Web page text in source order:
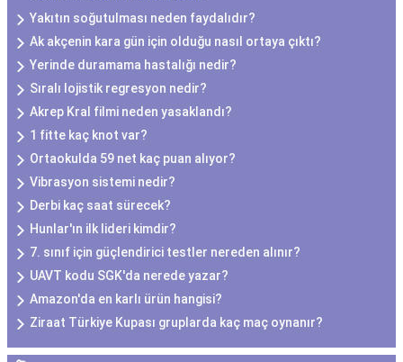
Yakıtın soğutulması neden faydalıdır?
Ak akçenin kara gün için olduğu nasıl ortaya çıktı?
Yerinde duramama hastalığı nedir?
Sıralı lojistik regresyon nedir?
Akrep Kral filmi neden yasaklandı?
1 fitte kaç knot var?
Ortaokulda 59 net kaç puan alıyor?
Vibrasyon sistemi nedir?
Derbi kaç saat sürecek?
Hunlar'ın ilk lideri kimdir?
7. sınıf için güçlendirici testler nereden alınır?
UAVT kodu SGK'da nerede yazar?
Amazon'da en karlı ürün hangisi?
Ziraat Türkiye Kupası gruplarda kaç maç oynanır?